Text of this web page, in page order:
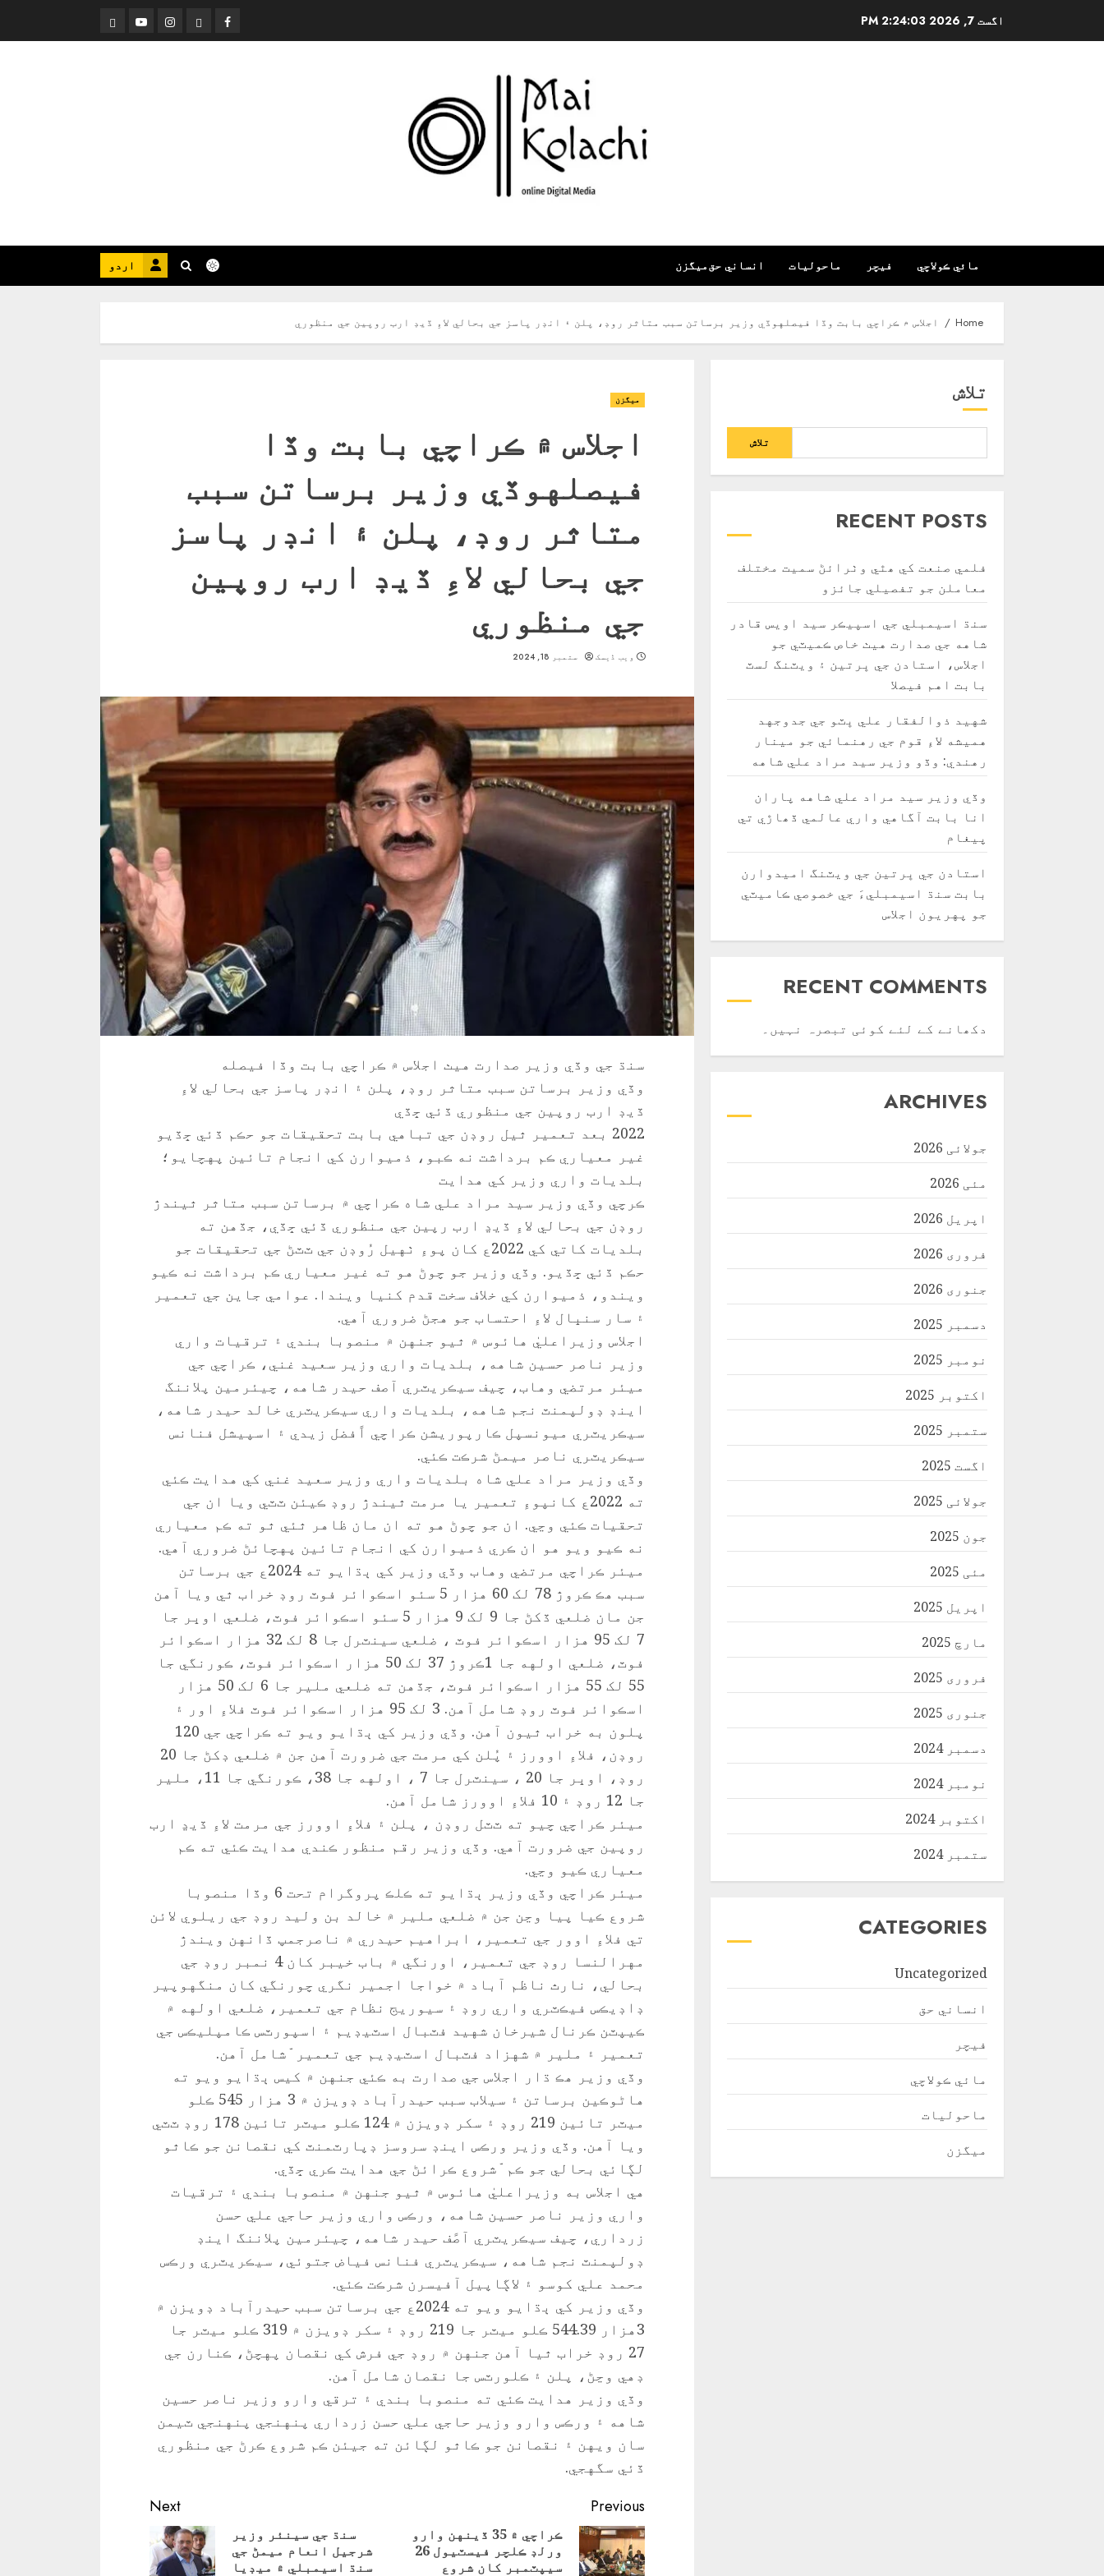
اگست 7, 2026 2:24:04 PM
Facebook
Instagram
YouTube
Threads
مائي ڪولاچي فیچر ماحولیات انساني حقميگزن اردو
Home اجلاس ۾ ڪراچي بابت وڏا فيصلهوڏي وزير برساتن سبب متاثر روڊ، پلن ۽ انڊر پاسز جي بحالي لاءِ ڏيڊ ارب روپين جي منظوري
ميگزن
اجلاس ۾ ڪراچي بابت وڏا
فيصلهوڏي وزير برساتن سبب
متاثر روڊ، پلن ۽ انڊر پاسز
جي بحالي لاءِ ڏيڊ ارب روپين
جي منظوري
ویب ڈیسک ستمبر 18, 2024
سنڌ جي وڏي وزير صدارت هيٺ اجلاس ۾ ڪراچي بابت وڏا فيصله
وڏي وزير برساتن سبب متاثر روڊ، پلن ۽ انڊر پاسز جي بحالي لاءِ
ڏيڊ ارب روپين جي منظوري ڏئي ڇڏي
2022 بعد تعمير ٿيل روڊن جي تباهي بابت تحقيقات جو حڪم ڏئي ڇڏيو
غير معياري ڪم برداشت نه ڪبو، ذميوارن کي انجام تائين پهچايو؛
بلديات واري وزير کي هدايت
ڪرچي وڏي وزير سيد مراد علي شاه ڪراچي ۾ برساتن سبب متاثر ٿيندڙ
روڊن جي بحالي لاءِ ڏيڍ ارب رپين جي منظوري ڏئي ڇڏي، جڏهن ته
بلديات کاتي کي 2022ع کان پوءِ ٺهيل رُوڊن جي ٽٽڻ جي تحقيقات جو
حڪم ڏئي ڇڏيو. وڏي وزير جو چوڻ هو ته غير معياري ڪم برداشت نه ڪيو
ويندو، ذميوارن کي خلاف سخت قدم کنيا ويندا. عوامي جاين جي تعمير
۽ سار سنڀال لاءِ احتساب جو هجڻ ضروري آهي.
اجلاس وزيراعليٰ‏ هائوس ۾ ٿيو جنهن ۾ منصوبا بندي ۽ ترقيات واري
وزير ناصر حسين شاهه، بلديات واري وزير سعيد غني، ڪراچي جي
ميئر مرتضي‏ وهاب، چيف سيڪريٽري آصف حيدر شاهه، چيئرمين پلاننگ
اينڊ ڊولپمنٽ نجم شاهه، بلديات واري سيڪريٽري خالد حيدر شاهه،
سيڪريٽري ميونسپل ڪارپوريشن ڪراچي اًفضل زيدي ۽ اسپيشل فنانس
سيڪريٽري ناصر ميمڻ شرڪت ڪئي.
وڏي وزير مراد علي شاه بلديات واري وزير سعيد غني کي هدايت ڪئي
ته 2022ع کانپوءِ تعمير يا مرمت ٿيندڙ روڊ ڪيئن ٽٽي ويا ان جي
تحقيات ڪئي وڃي. ان جو چوڻ هو ته ان مان ظاهر ٿئي ٿو ته ڪم معياري
نه ڪيو ويو هو ان ڪري ذميوارن کي انجام تائين پهچائڻ ضروري آهي.
ميئر ڪراچي مرتضي وهاب وڏي وزير کي ٻڌايو ته 2024ع جي برساتن
سبب هڪ ڪروڙ 78 لک 60 هزار 5 سئو اسڪوائر فوٽ روڊ خراب ٿي ويا آهن
جن مان ضلعي ڏکڻ جا 9 لک 9 هزار 5 سئو اسڪوائر فوٽ، ضلعي اوڀر جا
7 لک 95 هزار اسڪوائر فوٽ ، ضلعي سينٽرل جا 8 لک 32 هزار اسڪوائر
فوٽ، ضلعي اولهه جا 1ڪروڙ 37 لک 50 هزار اسڪوائر فوٽ، ڪورنگي جا
55 لک 55 هزار اسڪوائر فوٽ، جڏهن ته ضلعي ملير جا 6 لک 50 هزار
اسڪوائر فوٽ روڊ شامل آهن. 3 لک 95 هزار اسڪوائر فوٽ فلاءِ اور ۽
پلون به خراب ٿيون آهن. وڏي وزير کي ٻڌايو ويو ته ڪراچي جي 120
روڊن، فلاءِ اوورز ۽ پُلن کي مرمت جي ضرورت آهن جن ۾ ضلعي ڊکڻ جا 20
روڊ، اوڀر جا 20 ، سينٽرل جا 7 ، اولهه جا 38، ڪورنگي جا 11، ملير
جا 12 روڊ ۽ 10 فلاءِ اوورز شامل آهن.
ميئر ڪراچي چيو ته ٽٽل روڊن ، پلن ۽ فلاءِ اوورز جي مرمت لاءِ ڏيڍ ارب
روپين جي ضرورت آهي. وڏي وزير رقم منظور ڪندي هدايت ڪئي ته ڪم
معياري ڪيو وڃي.
ميئر ڪراچي وڏي وزير ٻڌايو ته ڪلڪ پروگرام تحت 6 وڏا منصوبا
شروع ڪيا پيا وڃن جن ۾ ضلعي ملير ۾ خالد بن وليد روڊ جي ريلوي لائن
تي فلاءِ اوور جي تعمير، ابراهيم حيدري ۾ ناصرجمپ ڏانهن ويندڙ
مهرالنسا روڊ جي تعمير، اورنگي ۾ باب خيبر کان 4 نمبر روڊ جي
بحالي، نارٿ ناظم آباد ۾ خواجا اجمير نگري چورنگي کان منگهوپير
ڊاڊيڪس فيڪٽري واري روڊ ۽ سيوريج نظام جي تعمير، ضلعي اولهه ۾
ڪيپٽن ڪرنال شيرخان شهيد فٽبال اسٽيڊيم ۽ اسپورٽس ڪامپليڪس جي
تعمير ۽ ملير ۾ شهزاد فٽبال اسٽيڊيم جي تعمير ّشامل آهن.
وڏي وزير هڪ ڌار اجلاس جي صدارت به ڪئي جنهن ۾ کيس ٻڌايو ويو ته
هاڻوڪين برساتن ۽ سيلاب سبب حيدرآباد ڊويزن ۾ 3 هزار 545 ڪلو
ميٽر تائين 219 روڊ ۽ سکر ڊويزن ۾ 124 ڪلو ميٽر تائين 178 روڊ ٽٽي
ويا آهن. وڏي وزير ورڪس اينڊ سروسز ڊپارٽمنٽ کي نقصانن جو ڪاٿو
لڳائي بحالي جو ڪم ّشروع ڪرائڻ جي هدايت ڪري ڇڏي.
هي اجلاس به وزيراعلي‏ٰ هائوس ۾ ٿيو جنهن ۾ منصوبا بندي ۽ ترقيات
واري وزير ناصر حسين شاهه، ورڪس واري وزير حاجي علي حسن
زرداري، چيف سيڪريٽري آصًف حيدر شاهه، چيئرمين پلاننگ اينڊ
ڊولپمنٽ نجم شاهه، سيڪريٽري فنانس فياض جتوئي، سيڪريٽري ورڪس
محمد علي کوسو ۽ لاڳاپيل آفيسرن شرڪت ڪئي.
وڏي وزير کي ٻڌايو ويو ته 2024ع جي برساتن سبب حيدرآباد ڊويزن ۾
3هزار 544.39 ڪلو ميٽر جا 219 روڊ ۽ سکر ڊويزن ۾ 319 ڪلو ميٽر جا
27 روڊ خراب ٿيا آهن جنهن ۾ روڊ جي فرش کي نقصان پهچڻ، ڪنارن جي
ڊهي وڃڻ، پلن ۽ ڪلورٽس جا نقصان شامل آهن.
وڏي وزير هدايت ڪئي ته منصوبا بندي ۽ ترقي وارو وزير ناصر حسين
شاهه ۽ ورڪس وارو وزير حاجي علي حسن زرداري پنهنجي پنهنجي ٽيمن
سان ويهن ۽ نقصانن جو ڪاٿو لڳائن ته جيئن ڪم شروع ڪرڻ جي منظوري
ڏئي سگهجي.
Continue
Reading
Previous
Previous
ڪراچي ۾ 35 ڏينهن وارو
ورلڊ ڪلچر فيسٽيول 26
سيپٽمبر کان شروع
Next
Next
سنڌ جي سينئر وزير
شرجيل انعام ميمڻ جي
سنڌ اسيمبلي ۾ ميڊيا
تلاش
تلاش
RECENT POSTS
فلمي صنعت کي ھٿي وٺرائڻ سميت مختلف
معاملن جو تفصيلي جائزو
سنڌ اسيمبلي جي اسپيڪر سيد اويس قادر
شاهه جي صدارت هيٺ خاص ڪميٽي جو
اجلاس، استادن جي ڀرتين ۽ ويٽنگ لسٽ
بابت اهم فيصلا
شهيد ذوالفقار علي ڀٽو جي جدوجهد
هميشه لاءِ قوم جي رهنمائي جو مينار
رهندي: وڏو وزير سيد مراد علي شاهه
وڏي وزير سيد مراد علي شاهه پاران
انا بابت آگاهي واري عالمي ڏھاڙي تي
پيغام
استادن جي ڀرتين جي ويٽنگ اميدوارن
بابت سنڌ اسيمبليءَ جي خصوصي ڪاميٽي
جو پهريون اجلاس
RECENT COMMENTS
دکھانے کے لئے کوئی تبصرہ نہیں۔
ARCHIVES
جولائی 2026
مئی 2026
اپریل 2026
فروری 2026
جنوری 2026
دسمبر 2025
نومبر 2025
اکتوبر 2025
ستمبر 2025
اگست 2025
جولائی 2025
جون 2025
مئی 2025
اپریل 2025
مارچ 2025
فروری 2025
جنوری 2025
دسمبر 2024
نومبر 2024
اکتوبر 2024
ستمبر 2024
CATEGORIES
Uncategorized
انساني حق
فیچر
مائي ڪولاچي
ماحولیات
ميگزن